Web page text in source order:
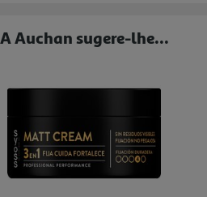
A Auchan sugere-lhe...